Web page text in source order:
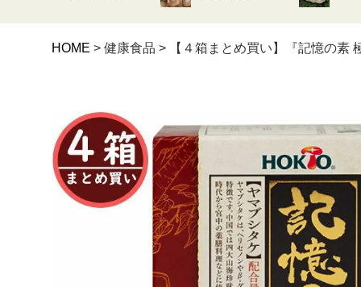
HOME 健康食品 【４箱まとめ買い】『記憶の素